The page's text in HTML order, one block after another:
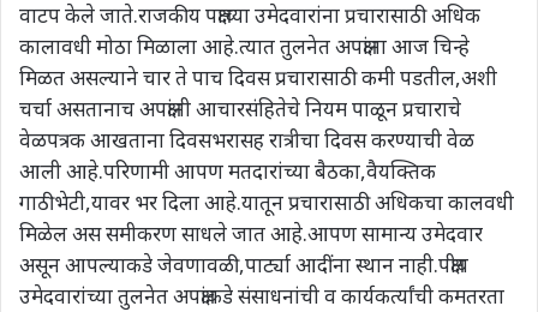
वाटप केले जाते.राजकीय पक्षाच्या उमेदवारांना प्रचारासाठी अधिक
कालावधी मोठा मिळाला आहे.त्यात तुलनेत अपक्षांना आज चिन्हे
मिळत असल्याने चार ते पाच दिवस प्रचारासाठी कमी पडतील,अशी
चर्चा असतानाच अपक्षांनी आचारसंहितेचे नियम पाळून प्रचाराचे
वेळपत्रक आखताना दिवसभरासह रात्रीचा दिवस करण्याची वेळ
आली आहे.परिणामी आपण मतदारांच्या बैठका,वैयक्तिक
गाठीभेटी,यावर भर दिला आहे.यातून प्रचारासाठी अधिकचा कालवधी
मिळेल अस समीकरण साधले जात आहे.आपण सामान्य उमेदवार
असून आपल्याकडे जेवणावळी,पार्ट्या आदींना स्थान नाही.पक्षीय
उमेदवारांच्या तुलनेत अपक्षांकडे संसाधनांची व कार्यकर्त्यांची कमतरता